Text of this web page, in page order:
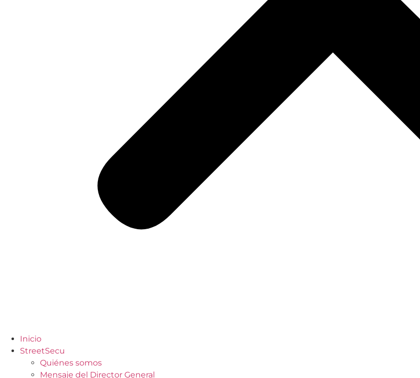
Inicio
StreetSecu
Quiénes somos
Mensaje del Director General